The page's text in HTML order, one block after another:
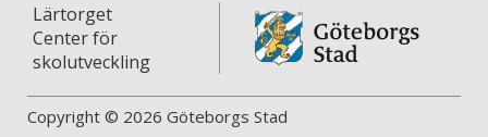
Lärtorget
Center för
skolutveckling
Copyright © 2026 Göteborgs Stad